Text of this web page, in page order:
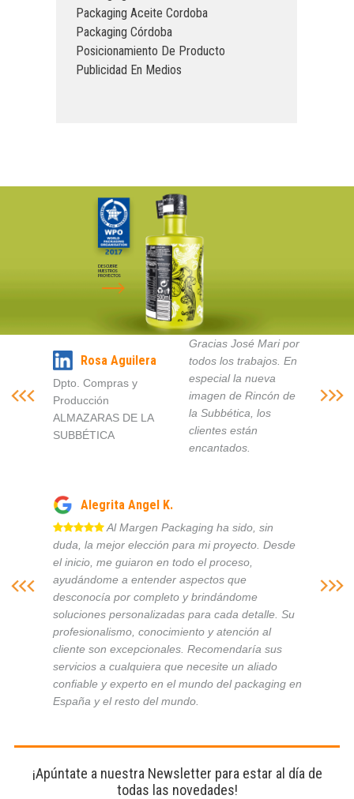
Packaging Aceite Cordoba
Packaging Córdoba
Posicionamiento De Producto
Publicidad En Medios
DESCUBRE
NUESTROS
PROYECTOS
Rosa Aguilera
Dpto. Compras y
Producción
ALMAZARAS DE LA
SUBBÉTICA
Gracias José Mari por
todos los trabajos. En
especial la nueva
imagen de Rincón de
la Subbética, los
clientes están
encantados.
Alegrita Angel K.
Al Margen Packaging ha sido, sin
duda, la mejor elección para mi proyecto. Desde
el inicio, me guiaron en todo el proceso,
ayudándome a entender aspectos que
desconocía por completo y brindándome
soluciones personalizadas para cada detalle. Su
profesionalismo, conocimiento y atención al
cliente son excepcionales. Recomendaría sus
servicios a cualquiera que necesite un aliado
confiable y experto en el mundo del packaging en
España y el resto del mundo.
¡Apúntate a nuestra Newsletter para estar al día de
todas las novedades!